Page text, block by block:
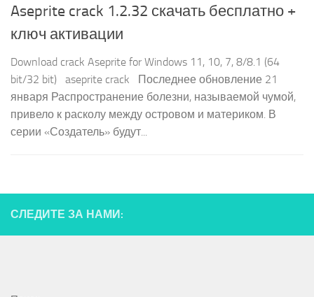
Aseprite crack 1.2.32 скачать бесплатно +
ключ активации
Download crack Aseprite for Windows 11, 10, 7, 8/8.1 (64
bit/32 bit) aseprite crack Последнее обновление 21
января Распространение болезни, называемой чумой,
привело к расколу между островом и материком. В
серии «Создатель» будут...
СЛЕДИТЕ ЗА НАМИ: